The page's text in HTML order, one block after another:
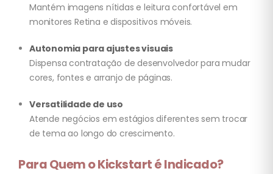
Mantém imagens nítidas e leitura confortável em
monitores Retina e dispositivos móveis.
Autonomia para ajustes visuais
Dispensa contratação de desenvolvedor para mudar
cores, fontes e arranjo de páginas.
Versatilidade de uso
Atende negócios em estágios diferentes sem trocar
de tema ao longo do crescimento.
Para Quem o Kickstart é Indicado?